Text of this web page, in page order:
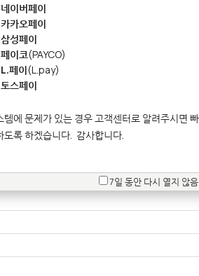
네이버페이
카카오페이
삼성페이
페이코(PAYCO)
L.페이(L.pay)
토스페이
템에 문제가 있는 경우 고객센터로 알려주시면
도록 하겠습니다. 감사합니다.
7일 동안 다시 열지 않음